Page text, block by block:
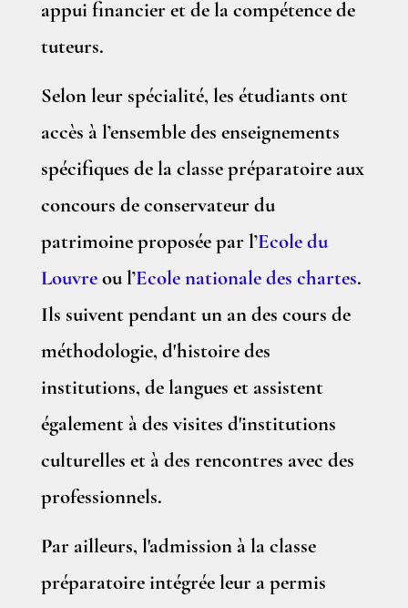
appui financier et de la compétence de
tuteurs.
Selon leur spécialité, les étudiants ont
accès à l’ensemble des enseignements
spécifiques de la classe préparatoire aux
concours de conservateur du
patrimoine proposée par l’Ecole du
Louvreou l’Ecole nationale des chartes.
Ils suivent pendant un an des cours de
méthodologie, d'histoire des
institutions, de langues et assistent
également à des visites d'institutions
culturelles et à des rencontres avec des
professionnels.
Par ailleurs, l'admission à la classe
préparatoire intégrée leur a permis